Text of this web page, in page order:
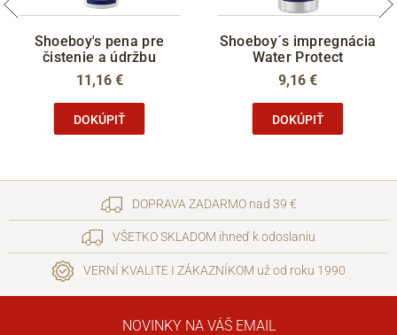
Shoeboy's pena pre
čistenie a údržbu
11,16 €
DOKÚPIŤ
Shoeboy´s impregnácia
Water Protect
9,16 €
DOKÚPIŤ
DOPRAVA ZADARMO nad 39 €
VŠETKO SKLADOM ihneď k odoslaniu
VERNÍ KVALITE I ZÁKAZNÍKOM už od roku 1990
NOVINKY NA VÁŠ EMAIL